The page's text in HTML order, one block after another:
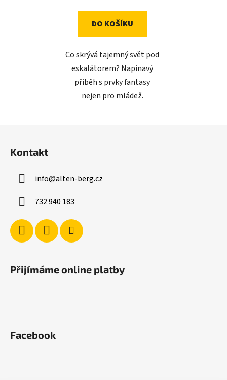
DO KOŠÍKU
Co skrývá tajemný svět pod
eskalátorem? Napínavý
příběh s prvky fantasy
nejen pro mládež.
Kontakt
info@alten-berg.cz
732 940 183
Přijímáme online platby
Facebook